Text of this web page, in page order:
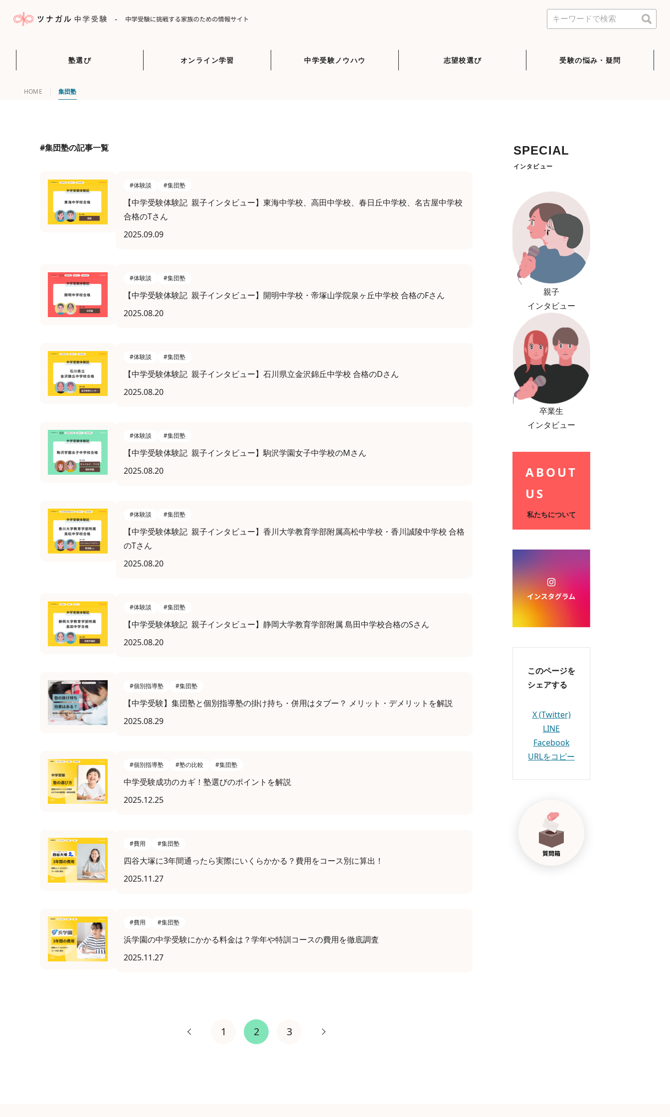
-
塾選び オンライン学習 中学受験ノウハウ 志望校選び 受験の悩み・疑問
HOME 集団塾
#集団塾の記事一覧
#体験談 #集団塾
【中学受験体験記 親子インタビュー】東海中学校、高田中学校、春日丘中学校、名古屋中学校
合格のTさん
2025.09.09
#体験談 #集団塾
【中学受験体験記 親子インタビュー】開明中学校・帝塚山学院泉ヶ丘中学校 合格のFさん
2025.08.20
#体験談 #集団塾
【中学受験体験記 親子インタビュー】石川県立金沢錦丘中学校 合格のDさん
2025.08.20
#体験談 #集団塾
【中学受験体験記 親子インタビュー】駒沢学園女子中学校のMさん
2025.08.20
#体験談 #集団塾
【中学受験体験記 親子インタビュー】香川大学教育学部附属高松中学校・香川誠陵中学校 合格
のTさん
2025.08.20
#体験談 #集団塾
【中学受験体験記 親子インタビュー】静岡大学教育学部附属 島田中学校合格のSさん
2025.08.20
#個別指導塾 #集団塾
【中学受験】集団塾と個別指導塾の掛け持ち・併用はタブー？ メリット・デメリットを解説
2025.08.29
#個別指導塾 #塾の比較 #集団塾
中学受験成功のカギ！塾選びのポイントを解説
2025.12.25
#費用 #集団塾
四谷大塚に3年間通ったら実際にいくらかかる？費用をコース別に算出！
2025.11.27
#費用 #集団塾
浜学園の中学受験にかかる料金は？学年や特訓コースの費用を徹底調査
2025.11.27
1 2 3
SPECIAL
インタビュー
親子
インタビュー
卒業生
インタビュー
ABOUT
US
私たちについて
このページを
シェアする
X (Twitter)
LINE
Facebook
URLをコピー